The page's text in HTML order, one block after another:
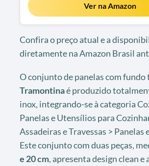
Ver na Amazon
Confira o preço atual e a
diretamente na Amazon Brasil
O conjunto de panelas com fundo
Tramontinaé produzido
inox, integrando-se à categoria
Panelas e Utensílios para
Assadeiras e Travessas > Panelas
Este conjunto com duas peças,
e 20 cm, apresenta design clean e